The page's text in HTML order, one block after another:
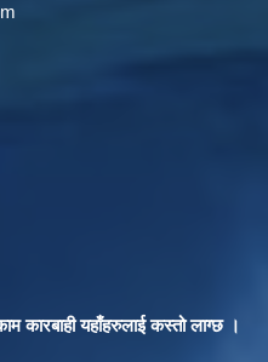
कारबाही यहाँहरुलाई कस्तो लाग्छ ।